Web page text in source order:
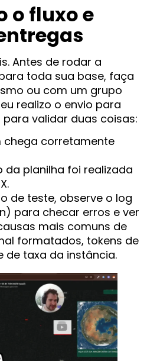
o fluxo e
Antes de rodar a
toda sua base, faça
ou com um grupo
realizo o envio para
validar duas coisas:
chega corretamente
da planilha foi realizada
de teste, observe o log
para checar erros e ver
mais comuns de
formatados, tokens de
de taxa da instância.